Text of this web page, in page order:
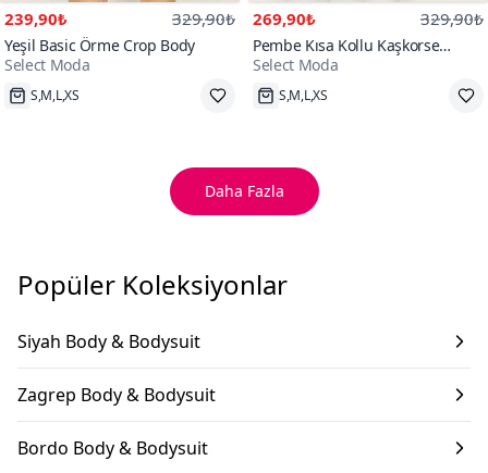
239,90₺ 329,90₺
Yeşil Basic Örme Crop Body
Select Moda
Hızlı Kargo
269,90₺ 329,90₺
Pembe Kısa Kollu Kaşkorse
Alttan Çıtçıtlı Body
Select Moda
Hızlı Kargo
Daha Fazla
Popüler Koleksiyonlar
Siyah Body & Bodysuit
Zagrep Body & Bodysuit
Bordo Body & Bodysuit